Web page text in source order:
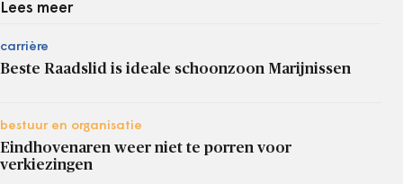
Lees meer
carrière
Beste Raadslid is ideale schoonzoon Marijnissen
bestuur en organisatie
Eindhovenaren weer niet te porren voor
verkiezingen